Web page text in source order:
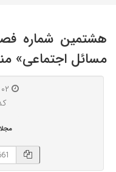
هشتمین شماره
مسائل اجتماعی»
کد